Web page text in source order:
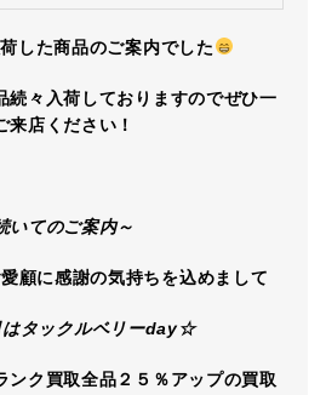
した商品のご案内でした
続々入荷しておりますのでぜひ一
来店ください！
いてのご案内～
顧に感謝の気持ちを込めまして
はタックルベリーday☆
ンク買取全品２５％アップの買取